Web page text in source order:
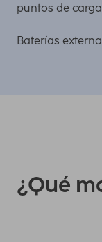
puntos de
Baterías
¿Qué